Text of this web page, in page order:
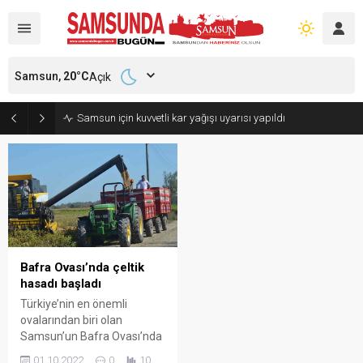
Samsun için kuvvetli kar yağışı uyarısı yapıldı
Samsun, 20°CAçık
Bafra Ovası’nda çeltik
hasadı başladı
Türkiye’nin en önemli
ovalarından biri olan
Samsun’un Bafra Ovası’nda
128 bin dekar alanda ekimi
01.10.2022 0 10